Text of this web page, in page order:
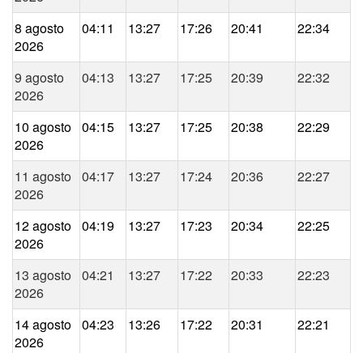
8 agosto
2026
04:11 13:27 17:26 20:41 22:34
9 agosto
2026
04:13 13:27 17:25 20:39 22:32
10 agosto
2026
04:15 13:27 17:25 20:38 22:29
11 agosto
2026
04:17 13:27 17:24 20:36 22:27
12 agosto
2026
04:19 13:27 17:23 20:34 22:25
13 agosto
2026
04:21 13:27 17:22 20:33 22:23
14 agosto
2026
04:23 13:26 17:22 20:31 22:21